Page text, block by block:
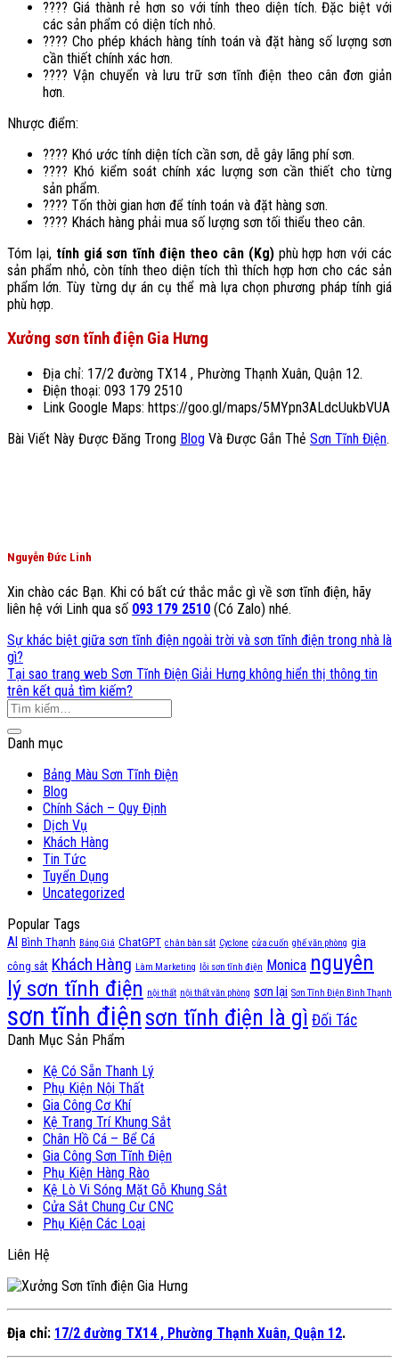
???? Giá thành rẻ hơn so với tính theo diện tích. Đặc biệt với
các sản phẩm có diện tích nhỏ.
???? Cho phép khách hàng tính toán và đặt hàng số lượng sơn
cần thiết chính xác hơn.
???? Vận chuyển và lưu trữ sơn tĩnh điện theo cân đơn giản
hơn.
Nhược điểm:
???? Khó ước tính diện tích cần sơn, dễ gây lãng phí sơn.
???? Khó kiểm soát chính xác lượng sơn cần thiết cho từng
sản phẩm.
????️ Tốn thời gian hơn để tính toán và đặt hàng sơn.
???? Khách hàng phải mua số lượng sơn tối thiểu theo cân.
Tóm lại, tính giá sơn tĩnh điện theo cân (Kg)phù hợp hơn với các
sản phẩm nhỏ, còn tính theo diện tích thì thích hợp hơn cho các sản
phẩm lớn. Tùy từng dự án cụ thể mà lựa chọn phương pháp tính giá
phù hợp.
Xưởng sơn tĩnh điện Gia Hưng
Địa chỉ: 17/2 đường TX14 , Phường Thạnh Xuân, Quận 12.
Điện thoại: 093 179 2510
Link Google Maps: https://goo.gl/maps/5MYpn3ALdcUukbVUA
Bài Viết Này Được Đăng Trong Blog Và Được Gắn Thẻ Sơn Tĩnh Điện.
Nguyễn Đức Linh
Xin chào các Bạn. Khi có bất cứ thắc mắc gì về sơn tĩnh điện, hãy
liên hệ với Linh qua số 093 179 2510 (Có Zalo) nhé.
Sự khác biệt giữa sơn tĩnh điện ngoài trời và sơn tĩnh điện trong nhà là
gì?
Tại sao trang web Sơn Tĩnh Điện Giải Hưng không hiển thị thông tin
trên kết quả tìm kiếm?
Danh mục
Bảng Màu Sơn Tĩnh Điện
Blog
Chính Sách – Quy Định
Dịch Vụ
Khách Hàng
Tin Tức
Tuyển Dụng
Uncategorized
Popular Tags
AI Bình Thạnh Bảng Giá ChatGPT chân bàn sắt Cyclone cửa cuốn ghế văn phòng gia
công sắt Khách Hàng Làm Marketing lỗi sơn tĩnh điện Monica nguyên
lý sơn tĩnh điện nội thất nội thất văn phòng sơn lại Sơn Tĩnh Điện Bình Thạnh
sơn tĩnh điện sơn tĩnh điện là gì Đối Tác
Danh Mục Sản Phẩm
Kệ Có Sẵn Thanh Lý
Phụ Kiện Nội Thất
Gia Công Cơ Khí
Kệ Trang Trí Khung Sắt
Chân Hồ Cá – Bể Cá
Gia Công Sơn Tĩnh Điện
Phụ Kiện Hàng Rào
Kệ Lò Vi Sóng Mặt Gỗ Khung Sắt
Cửa Sắt Chung Cư CNC
Phụ Kiện Các Loại
Liên Hệ
Địa chỉ: 17/2 đường TX14 , Phường Thạnh Xuân, Quận 12.